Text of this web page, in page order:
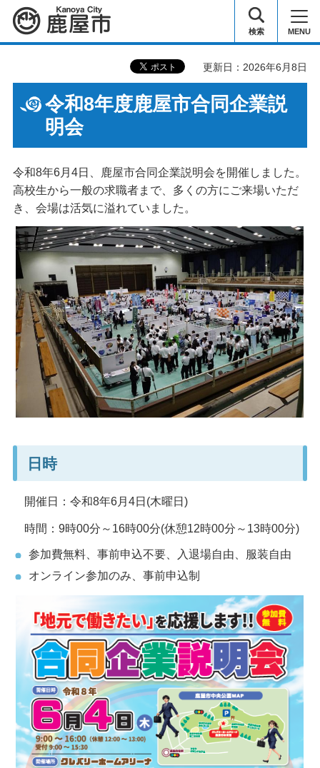
鹿屋市 検索 MENU
更新日：2026年6月8日
令和8年度鹿屋市合同企業説
明会
令和8年6月4日、鹿屋市合同企業説明会を開催しました。
⾼校⽣から⼀般の求職者まで、多くの⽅にご来場いただ
き、会場は活気に溢れていました。
日時
開催日：令和8年6月4日(木曜日)
時間：9時00分～16時00分(休憩12時00分～13時00分)
参加費無料、事前申込不要、入退場自由、服装自由
オンライン参加のみ、事前申込制